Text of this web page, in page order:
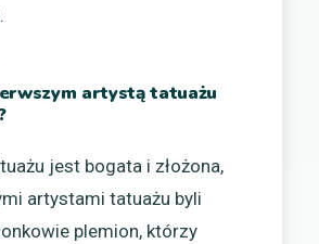
artystą tatuażu
jest bogata i złożona,
artystami tatuażu byli
plemion, którzy